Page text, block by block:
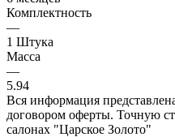
Комплектность
—
1 Штука
Масса
—
5.94
Вся информация
договором оферты. Точную
салонах "Царское Золото"